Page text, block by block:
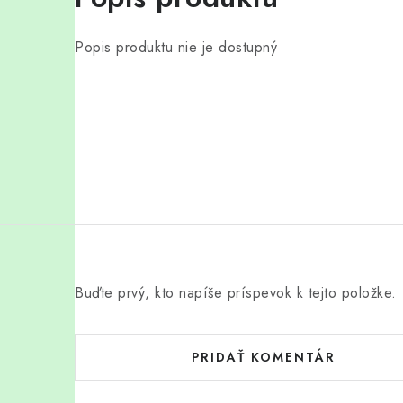
Popis produktu nie je dostupný
Buďte prvý, kto napíše príspevok k tejto položke.
PRIDAŤ KOMENTÁR